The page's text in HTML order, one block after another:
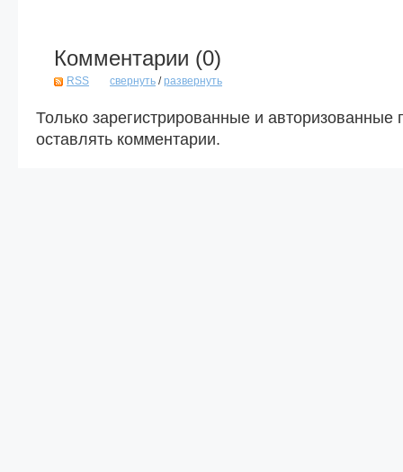
Комментарии (0)
RSS свернуть /развернуть
Только зарегистрированные и авторизованные
оставлять комментарии.